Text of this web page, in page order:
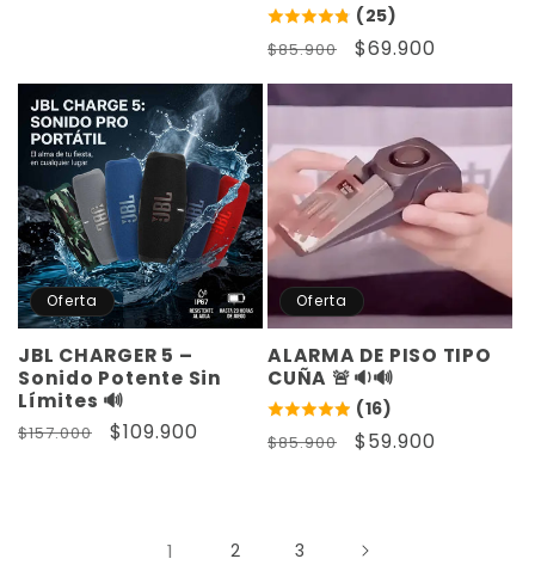
(25)
Precio
habitual
$85.900
Precio
de
oferta
$69.900
Oferta
JBL CHARGER 5 –
Sonido Potente Sin
Límites 🔊
Precio
$157.000
Precio
$109.900
Oferta
ALARMA DE PISO TIPO
CUÑA 🚨🔉🔊
(16)
Precio
$85.900
Precio
$59.900
1 2 3